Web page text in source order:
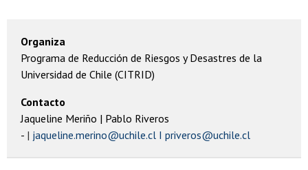
Organiza
Programa de Reducción de Riesgos y Desastres de la
Universidad de Chile (CITRID)
Contacto
Jaqueline Meriño | Pablo Riveros
-
jaqueline.merino@uchile.cl I priveros@uchile.cl